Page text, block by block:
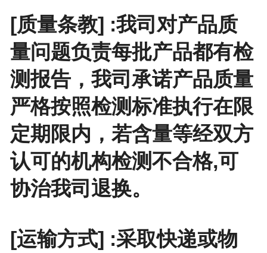
[质量条教] :我司对产品质
量问题负责每批产品都有检
测报告，我司承诺产品质量
严格按照检测标准执行在限
定期限内，若含量等经双方
认可的机构检测不合格,可
协治我司退换。
[运输方式] :采取快递或物